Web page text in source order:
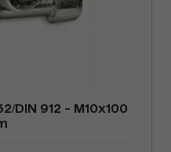
DIN 912 - M10x100